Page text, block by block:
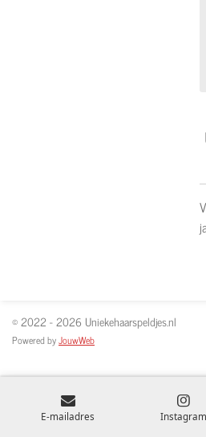
© 2022 - 2026 Uniekehaarspeldjes.nl
Powered byJouwWeb
E-mailadres Instagram